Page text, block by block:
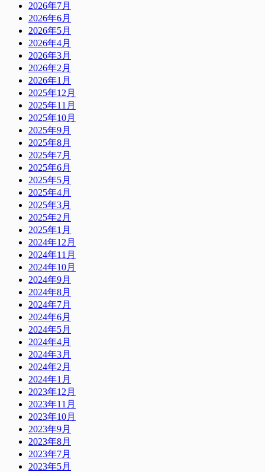
2026年7月
2026年6月
2026年5月
2026年4月
2026年3月
2026年2月
2026年1月
2025年12月
2025年11月
2025年10月
2025年9月
2025年8月
2025年7月
2025年6月
2025年5月
2025年4月
2025年3月
2025年2月
2025年1月
2024年12月
2024年11月
2024年10月
2024年9月
2024年8月
2024年7月
2024年6月
2024年5月
2024年4月
2024年3月
2024年2月
2024年1月
2023年12月
2023年11月
2023年10月
2023年9月
2023年8月
2023年7月
2023年5月